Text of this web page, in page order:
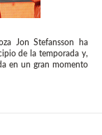
Jon Stefansson ha
de la temporada y,
en un gran momento